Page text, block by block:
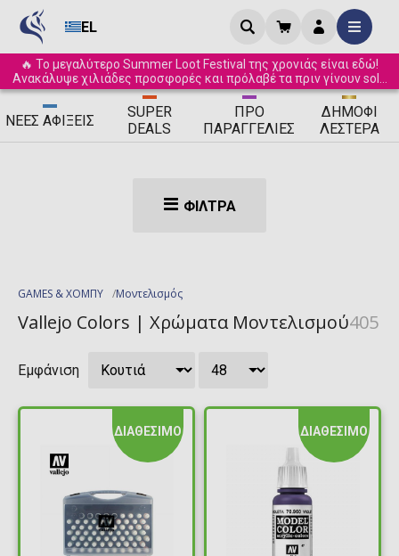
EL
🔥 Το μεγαλύτερο Summer Loot Festival της χρονιάς είναι εδώ!
Ανακάλυψε χιλιάδες προσφορές και πρόλαβέ τα πριν γίνουν sold
out! ☀️
ΝΈΕΣ ΑΦΊΞΕΙΣ
SUPER
DEALS
ΠΡΟ
ΠΑΡΑΓΓΕΛΊΕΣ
ΔΗΜΟΦΙ
ΛΈΣΤΕΡΑ
ΦΊΛΤΡΑ
GAMES & ΧΟΜΠΥ Μοντελισμός
Vallejo Colors | Χρώματα Μοντελισμού405
Εμφάνιση
ΔΙΑΘΕΣΙΜΟ ΔΙΑΘΕΣΙΜΟ